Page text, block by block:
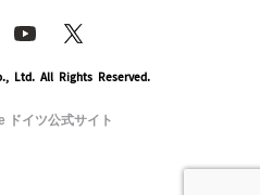
Ltd. All Rights Reserved.
ドイツ公式サイト